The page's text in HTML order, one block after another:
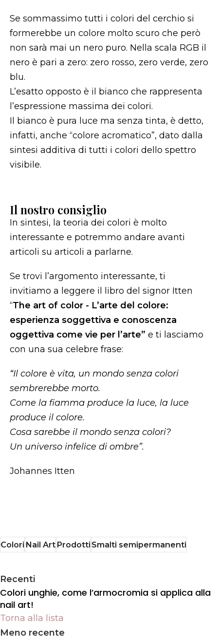
Se sommassimo tutti i colori del cerchio si
formerebbe un colore molto scuro che però
non sarà mai un nero puro. Nella scala RGB il
nero è pari a zero: zero rosso, zero verde, zero
blu.
L’esatto opposto è il bianco che rappresenta
l’espressione massima dei colori.
Il bianco è pura luce ma senza tinta, è detto,
infatti, anche “colore acromatico”, dato dalla
sintesi additiva di tutti i colori dello spettro
visibile.
Il nostro consiglio
In sintesi, la teoria dei colori è molto
interessante e potremmo andare avanti
articoli su articoli a parlarne.
Se trovi l’argomento interessante, ti
invitiamo a leggere il libro del signor Itten
“The art of color - L’arte del colore:
esperienza soggettiva e conoscenza
oggettiva come vie per l’arte” e ti lasciamo
con una sua celebre frase:
“Il colore è vita, un mondo senza colori
sembrerebbe morto.
Come la fiamma produce la luce, la luce
produce il colore.
Cosa sarebbe il mondo senza colori?
Un universo infelice di ombre”.
Johannes Itten
ColoriNail ArtProdottiSmalti semipermanenti
Recenti
Colori unghie, come l’armocromia si applica alla
nail art!
Torna alla lista
Meno recente